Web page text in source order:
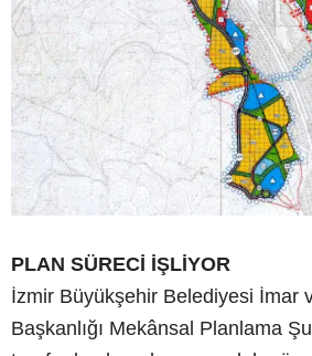
PLAN SÜRECİ İŞLİYOR
İzmir Büyükşehir Belediyesi İmar
Başkanlığı Mekânsal Planlama